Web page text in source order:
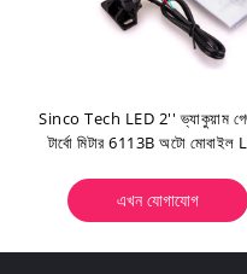
ফ্লোট গেজ 2" অ্যালুমিনিয়াম অটো
জ্বালানী 12V গাড়ি মিটার
এখন যোগাযোগ